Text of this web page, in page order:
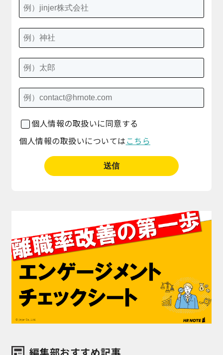
個人情報の取扱いに同意する
個人情報の取扱いについては こちら